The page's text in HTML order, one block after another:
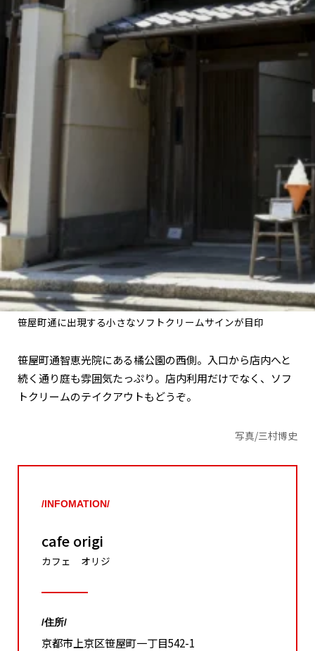
笹屋町通に出現する小さなソフトクリームサインが目印
笹屋町通智恵光院にある橘公園の西側。入口から店内へと
続く通り庭も雰囲気たっぷり。店内利用だけでなく、ソフ
トクリームのテイクアウトもどうぞ。
写真/三村博史
/INFOMATION/
cafe origi
カフェ オリジ
/住所/
京都市上京区笹屋町一丁目542-1